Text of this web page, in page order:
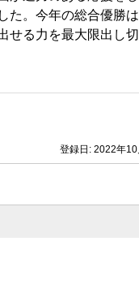
た。今年の総合優勝
せる力を最大限出し
登録日: 2022年10